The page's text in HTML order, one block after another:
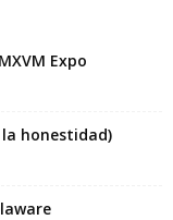
Expo
la honestidad)